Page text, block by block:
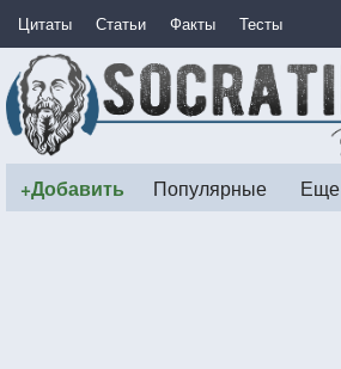
Цитаты Статьи Факты Тесты
+Добавить Популярные Еще